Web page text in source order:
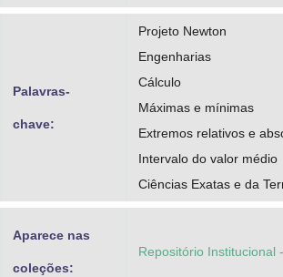
Palavras-
chave:
Projeto Newton
Engenharias
Cálculo
Máximas e mínimas
Extremos relativos e
Intervalo do valor médio
Ciências Exatas e da
Aparece nas
coleções:
Repositório Institucional